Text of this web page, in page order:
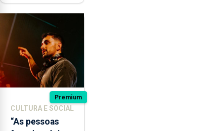
Premium
CULTURA E SOCIAL
“As pessoas